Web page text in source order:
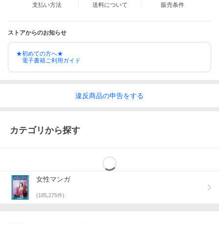
支払い方法 送料について 販売条件
ストアからのお知らせ
★初めての方へ★
電子書籍ご利用ガイド
違反商品の申告をする
カテゴリから探す
女性マンガ
(185,275件)